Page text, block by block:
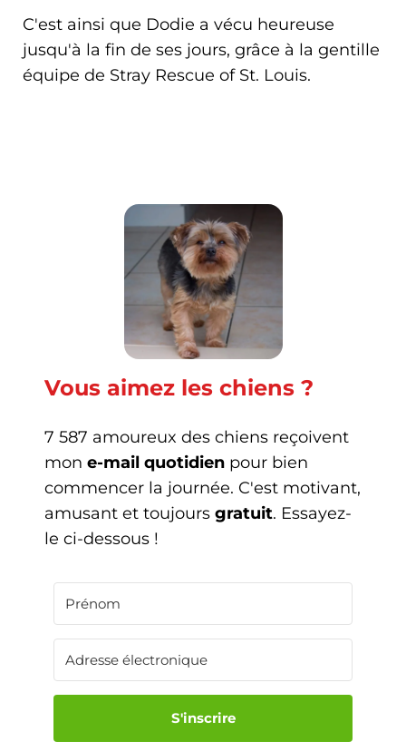
C'est ainsi que Dodie a vécu heureuse
jusqu'à la fin de ses jours, grâce à la gentille
équipe de Stray Rescue of St. Louis.
Vous aimez les chiens ?
7 587 amoureux des chiens reçoivent
mon e-mail quotidien pour bien
commencer la journée. C'est motivant,
amusant et toujours gratuit. Essayez-
le ci-dessous !
S'inscrire